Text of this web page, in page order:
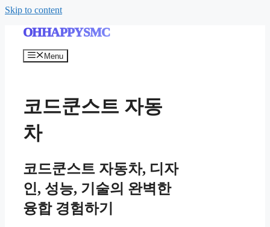
Skip to content
OHHAPPYSMC
Menu
코드쿤스트 자동
차
코드쿤스트 자동차, 디자
인, 성능, 기술의 완벽한
융합 경험하기